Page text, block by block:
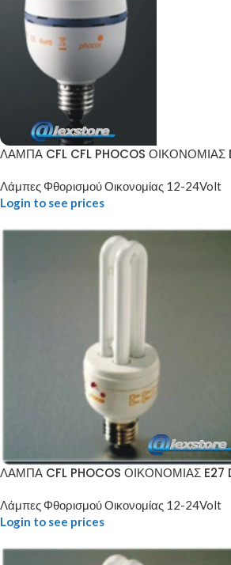
ΛΑΜΠΑ CFL CFL PHOCOS ΟΙΚΟΝΟΜΙΑΣ
Λάμπες Φθορισμού Οικονομίας 12-24Volt
Login to see prices
ΛΑΜΠΑ CFL PHOCOS ΟΙΚΟΝΟΜΙΑΣ E27
Λάμπες Φθορισμού Οικονομίας 12-24Volt
Login to see prices